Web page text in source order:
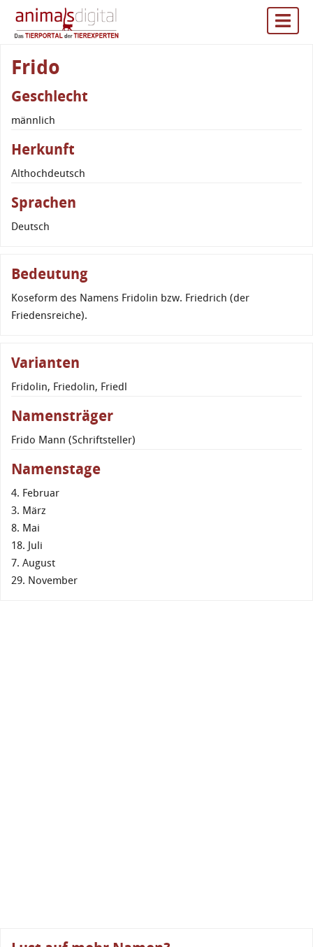
Frido
Geschlecht
männlich
Herkunft
Althochdeutsch
Sprachen
Deutsch
Bedeutung
Koseform des Namens Fridolin bzw. Friedrich (der
Friedensreiche).
Varianten
Fridolin, Friedolin, Friedl
Namensträger
Frido Mann (Schriftsteller)
Namenstage
4. Februar
3. März
8. Mai
18. Juli
7. August
29. November